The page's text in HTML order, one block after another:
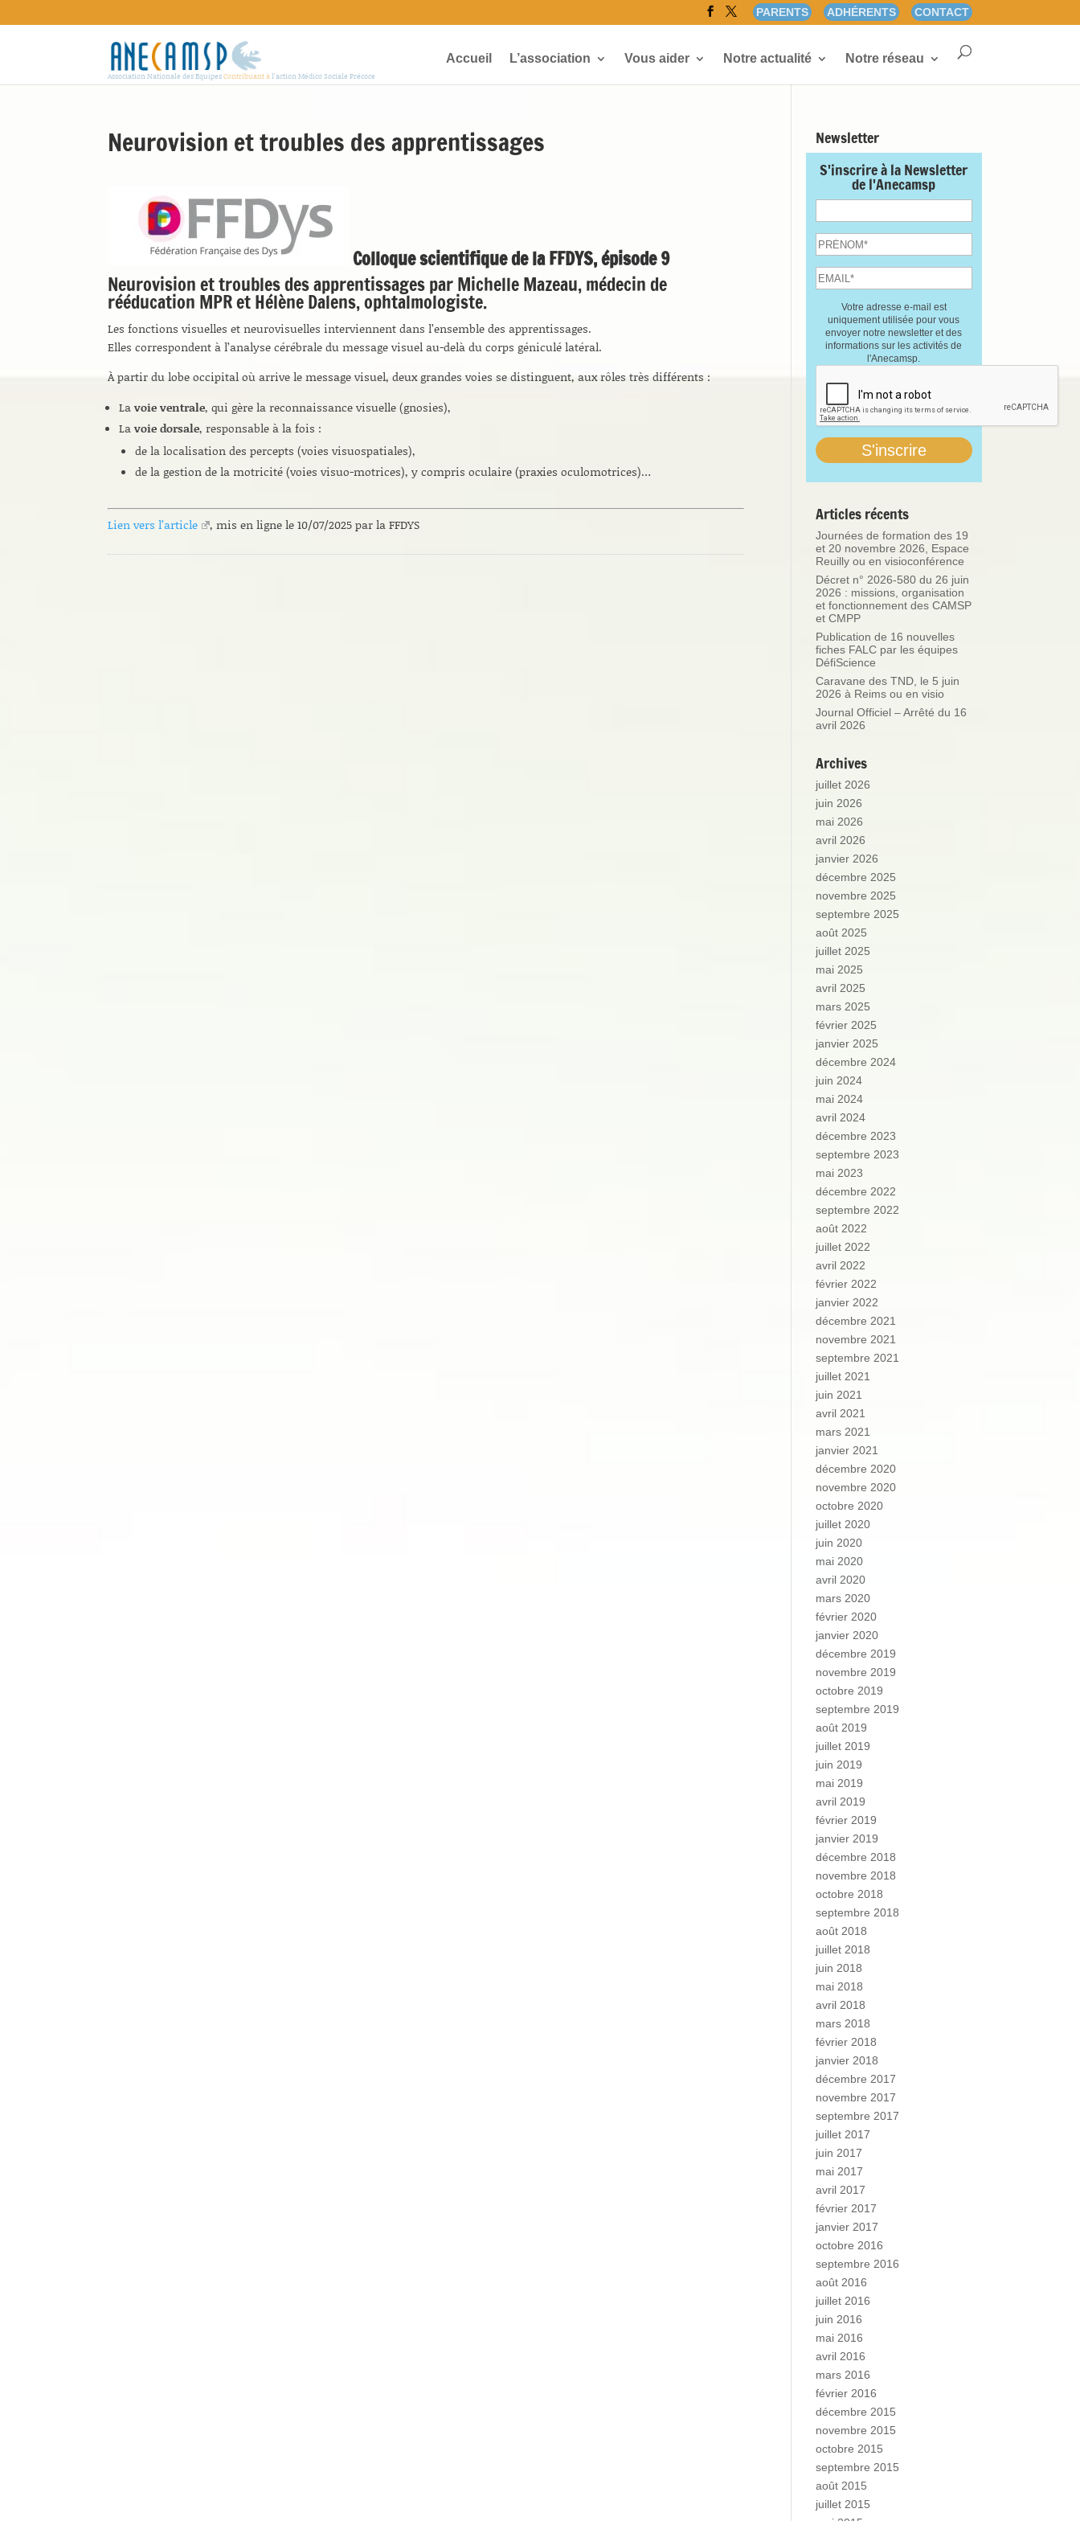
PARENTS ADHÉRENTS CONTACT
Association Nationale des EquipesContribuant àl'action Médico Sociale Précoce
Accueil L’association Vous aider Notre actualité Notre réseau
Neurovision et troubles des apprentissages
Colloque scientifique de la FFDYS, épisode 9
Neurovision et troubles des apprentissages par Michelle Mazeau, médecin de
rééducation MPR et Hélène Dalens, ophtalmologiste.
Les fonctions visuelles et neurovisuelles interviennent dans l’ensemble des apprentissages.
Elles correspondent à l’analyse cérébrale du message visuel au-delà du corps géniculé latéral.
À partir du lobe occipital où arrive le message visuel, deux grandes voies se distinguent, aux rôles très différents :
Lavoie ventrale, qui gère la reconnaissance visuelle (gnosies),
Lavoie dorsale, responsable à la fois :
de la localisation des percepts (voies visuospatiales),
de la gestion de la motricité (voies visuo-motrices), y compris oculaire (praxies oculomotrices)…
Lien vers l’article , mis en ligne le 10/07/2025 par la FFDYS
Newsletter
S'inscrire à la Newsletter
de l'Anecamsp
Votre adresse e-mail est
uniquement utilisée pour vous
envoyer notre newsletter et des
informations sur les activités de
l'Anecamsp.
Articles récents
Journées de formation des 19
et 20 novembre 2026, Espace
Reuilly ou en visioconférence
Décret n° 2026-580 du 26 juin
2026 : missions, organisation
et fonctionnement des CAMSP
et CMPP
Publication de 16 nouvelles
fiches FALC par les équipes
DéfiScience
Caravane des TND, le 5 juin
2026 à Reims ou en visio
Journal Officiel – Arrêté du 16
avril 2026
Archives
juillet 2026
juin 2026
mai 2026
avril 2026
janvier 2026
décembre 2025
novembre 2025
septembre 2025
août 2025
juillet 2025
mai 2025
avril 2025
mars 2025
février 2025
janvier 2025
décembre 2024
juin 2024
mai 2024
avril 2024
décembre 2023
septembre 2023
mai 2023
décembre 2022
septembre 2022
août 2022
juillet 2022
avril 2022
février 2022
janvier 2022
décembre 2021
novembre 2021
septembre 2021
juillet 2021
juin 2021
avril 2021
mars 2021
janvier 2021
décembre 2020
novembre 2020
octobre 2020
juillet 2020
juin 2020
mai 2020
avril 2020
mars 2020
février 2020
janvier 2020
décembre 2019
novembre 2019
octobre 2019
septembre 2019
août 2019
juillet 2019
juin 2019
mai 2019
avril 2019
février 2019
janvier 2019
décembre 2018
novembre 2018
octobre 2018
septembre 2018
août 2018
juillet 2018
juin 2018
mai 2018
avril 2018
mars 2018
février 2018
janvier 2018
décembre 2017
novembre 2017
septembre 2017
juillet 2017
juin 2017
mai 2017
avril 2017
février 2017
janvier 2017
octobre 2016
septembre 2016
août 2016
juillet 2016
juin 2016
mai 2016
avril 2016
mars 2016
février 2016
décembre 2015
novembre 2015
octobre 2015
septembre 2015
août 2015
juillet 2015